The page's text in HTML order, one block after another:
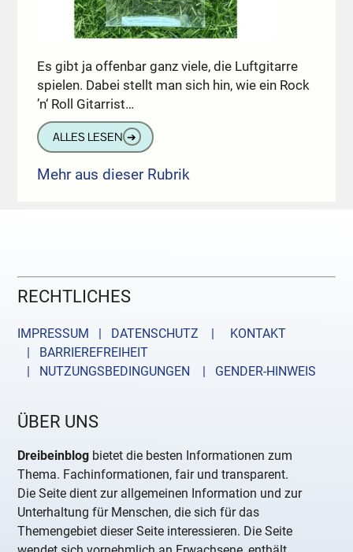
Es gibt ja offenbar ganz viele, die Luftgitarre
spielen. Dabei stellt man sich hin, wie ein Rock
’n‘ Roll Gitarrist…
ALLES LESEN ➔
Mehr aus dieser Rubrik
RECHTLICHES
IMPRESSUM | DATENSCHUTZ |
KONTAKT
| BARRIEREFREIHEIT
| NUTZUNGSBEDINGUNGEN
| GENDER-HINWEIS
ÜBER UNS
Dreibeinblog bietet die besten Informationen zum
Thema. Fachinformationen, fair und transparent.
Die Seite dient zur allgemeinen Information und zur
Unterhaltung für Menschen, die sich für das
Themengebiet dieser Seite interessieren. Die Seite